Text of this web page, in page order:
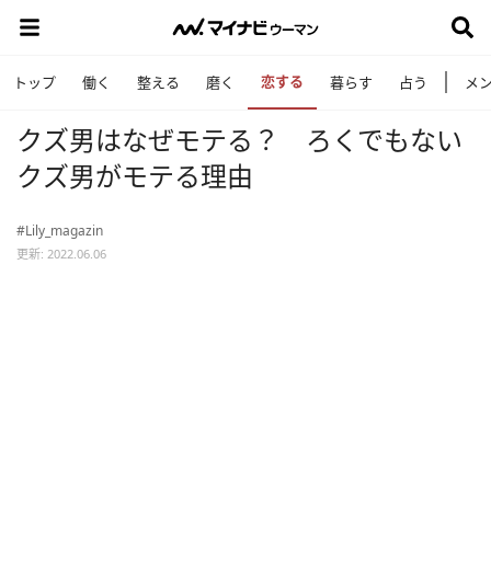
トップ 働く 整える 磨く 恋する 暮らす 占う メ
クズ男はなぜモテる？ ろくでもない
クズ男がモテる理由
#Lily_magazin
更新: 2022.06.06